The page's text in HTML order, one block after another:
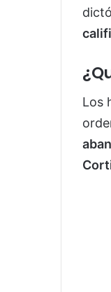
dictó
Los